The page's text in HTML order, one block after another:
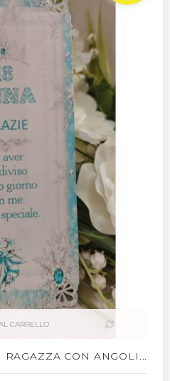
CARRELLO
RAGAZZA CON ANGOLI...